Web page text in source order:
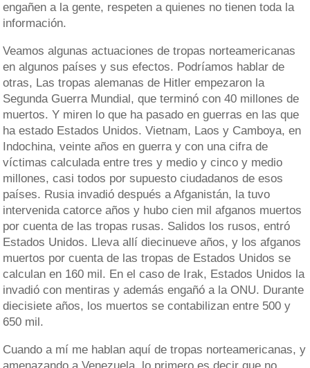
engañen a la gente, respeten a quienes no tienen toda la
información.
Veamos algunas actuaciones de tropas norteamericanas
en algunos países y sus efectos. Podríamos hablar de
otras, Las tropas alemanas de Hitler empezaron la
Segunda Guerra Mundial, que terminó con 40 millones de
muertos. Y miren lo que ha pasado en guerras en las que
ha estado Estados Unidos. Vietnam, Laos y Camboya, en
Indochina, veinte años en guerra y con una cifra de
víctimas calculada entre tres y medio y cinco y medio
millones, casi todos por supuesto ciudadanos de esos
países. Rusia invadió después a Afganistán, la tuvo
intervenida catorce años y hubo cien mil afganos muertos
por cuenta de las tropas rusas. Salidos los rusos, entró
Estados Unidos. Lleva allí diecinueve años, y los afganos
muertos por cuenta de las tropas de Estados Unidos se
calculan en 160 mil. En el caso de Irak, Estados Unidos la
invadió con mentiras y además engañó a la ONU. Durante
diecisiete años, los muertos se contabilizan entre 500 y
650 mil.
Cuando a mí me hablan aquí de tropas norteamericanas, y